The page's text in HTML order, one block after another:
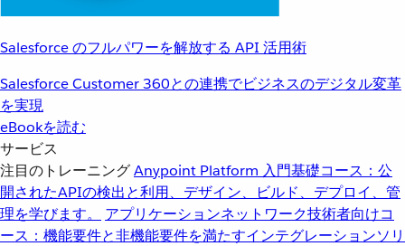
Salesforce のフルパワーを解放する API 活用術
Salesforce Customer 360との連携でビジネスのデジタル変革
を実現
eBookを読む
サービス
注目のトレーニングAnypoint Platform 入門基礎コース：公
開されたAPIの検出と利用、デザイン、ビルド、デプロイ、管
理を学びます。
アプリケーションネットワーク技術者向けコ
ース：機能要件と非機能要件を満たすインテグレーションソリ